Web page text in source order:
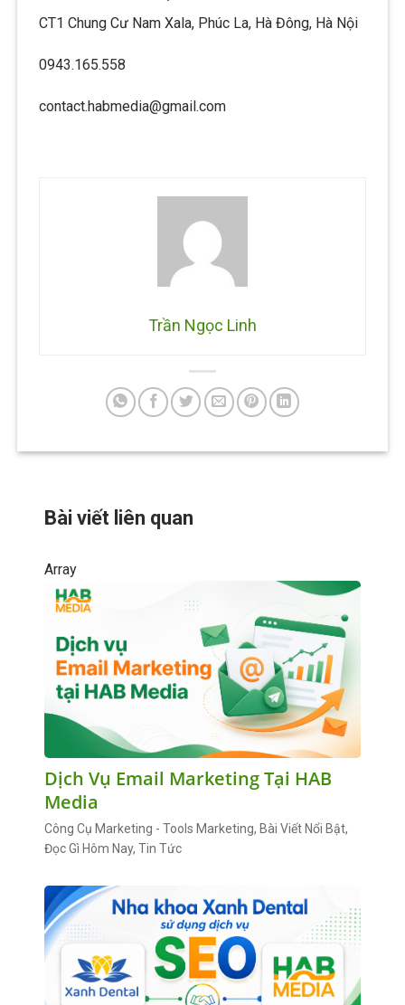
CT1 Chung Cư Nam Xala, Phúc La, Hà Đông, Hà Nội
0943.165.558
contact.habmedia@gmail.com
Trần Ngọc Linh
Bài viết liên quan
Array
Dịch Vụ Email Marketing Tại HAB
Media
Công Cụ Marketing - Tools Marketing, Bài Viết Nổi Bật,
Đọc Gì Hôm Nay, Tin Tức